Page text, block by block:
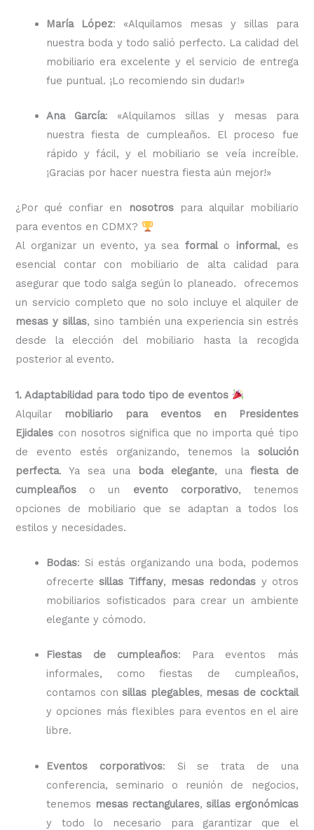
María López: «Alquilamos mesas y sillas para
nuestra boda y todo salió perfecto. La calidad del
mobiliario era excelente y el servicio de entrega
fue puntual. ¡Lo recomiendo sin dudar!»
Ana García: «Alquilamos sillas y mesas para
nuestra fiesta de cumpleaños. El proceso fue
rápido y fácil, y el mobiliario se veía increíble.
¡Gracias por hacer nuestra fiesta aún mejor!»
¿Por qué confiar en nosotrospara alquilar mobiliario
para eventos en CDMX?
Al organizar un evento, ya sea formalo informal, es
esencial contar con mobiliario de alta calidad para
asegurar que todo salga según lo planeado. ofrecemos
un servicio completo que no solo incluye el alquiler de
mesas y sillas, sino también una experiencia sin estrés
desde la elección del mobiliario hasta la recogida
posterior al evento.
1. Adaptabilidad para todo tipo de eventos
Alquilar mobiliario para eventos en Presidentes
Ejidales con nosotros significa que no importa qué tipo
de evento estés organizando, tenemos la solución
perfecta. Ya sea una boda elegante, una fiesta de
cumpleaños o un evento corporativo, tenemos
opciones de mobiliario que se adaptan a todos los
estilos y necesidades.
Bodas: Si estás organizando una boda, podemos
ofrecertesillas Tiffany, mesas redondas y otros
mobiliarios sofisticados para crear un ambiente
elegante y cómodo.
Fiestas de cumpleaños: Para eventos más
informales, como fiestas de cumpleaños,
contamos consillas plegables, mesas de cocktail
y opciones más flexibles para eventos en el aire
libre.
Eventos corporativos: Si se trata de una
conferencia, seminario o reunión de negocios,
tenemos mesas rectangulares,sillas ergonómicas
y todo lo necesario para garantizar que el